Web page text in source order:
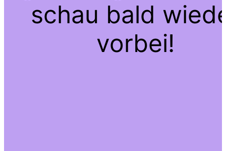
schau bald
vorbei!